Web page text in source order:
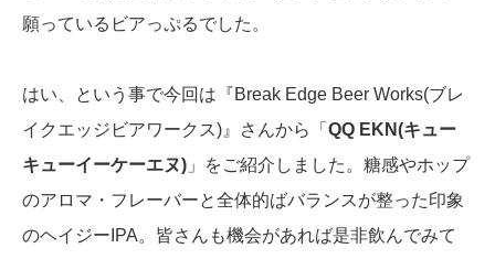
願っているビアっぷるでした。
はい、という事で今回は『Break Edge Beer Works(ブレ
イクエッジビアワークス)』さんから「 QQ EKN(キュー
キューイーケーエヌ) 」をご紹介しました。糖感やホップ
のアロマ・フレーバーと全体的ばバランスが整った印象
のヘイジーIPA。皆さんも機会があれば是非飲んでみて